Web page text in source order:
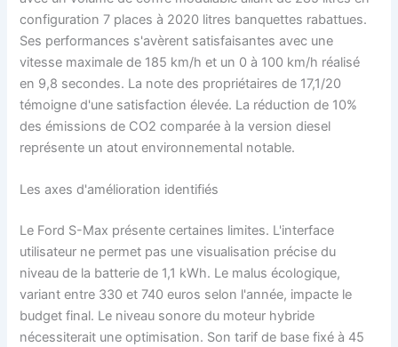
configuration 7 places à 2020 litres banquettes rabattues.
Ses performances s'avèrent satisfaisantes avec une
vitesse maximale de 185 km/h et un 0 à 100 km/h réalisé
en 9,8 secondes. La note des propriétaires de 17,1/20
témoigne d'une satisfaction élevée. La réduction de 10%
des émissions de CO2 comparée à la version diesel
représente un atout environnemental notable.
Les axes d'amélioration identifiés
Le Ford S-Max présente certaines limites. L'interface
utilisateur ne permet pas une visualisation précise du
niveau de la batterie de 1,1 kWh. Le malus écologique,
variant entre 330 et 740 euros selon l'année, impacte le
budget final. Le niveau sonore du moteur hybride
nécessiterait une optimisation. Son tarif de base fixé à 45